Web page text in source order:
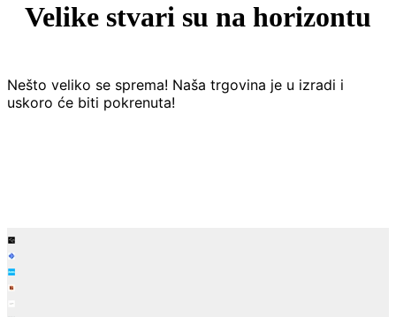
Velike stvari su na horizontu
Nešto veliko se sprema! Naša trgovina je u izradi i
uskoro će biti pokrenuta!